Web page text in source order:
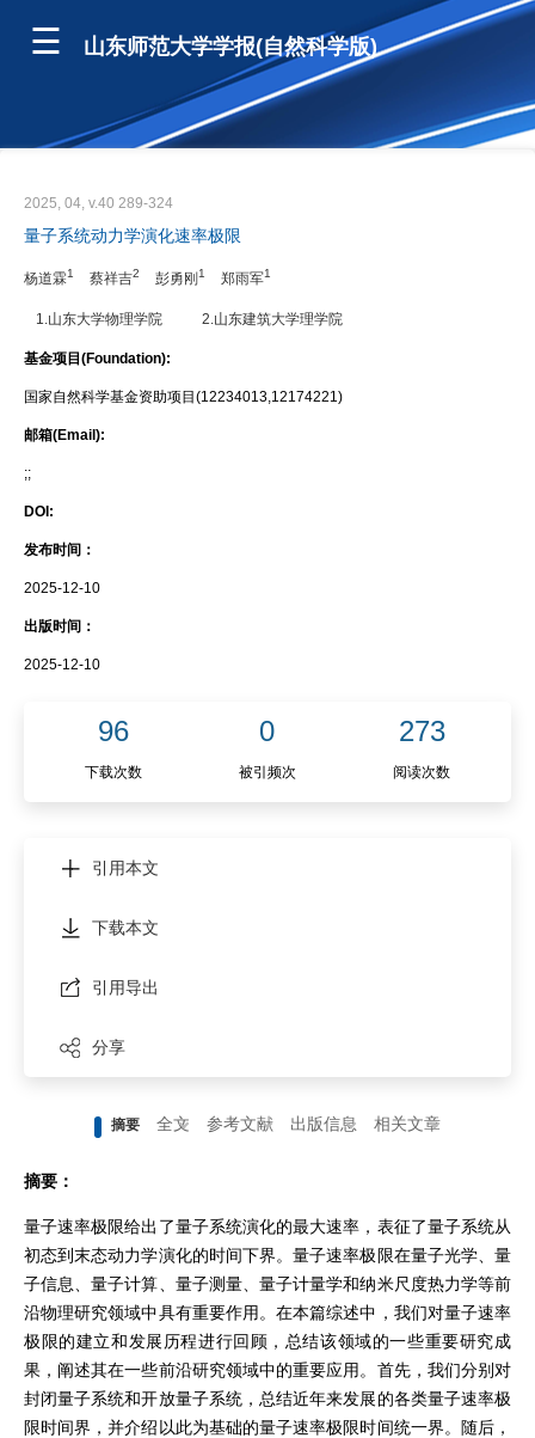
山东师范大学学报(自然科学版)
2025, 04, v.40 289-324
量子系统动力学演化速率极限
杨道霖1 蔡祥吉2 彭勇刚 1 郑雨军1
1.山东大学物理学院 2.山东建筑大学理学院
基金项目(Foundation):
国家自然科学基金资助项目(12234013,12174221)
邮箱(Email):
;;
DOI:
发布时间：
2025-12-10
出版时间：
2025-12-10
96 0 273
下载次数 被引频次 阅读次数
引用本文
下载本文
引用导出
分享
摘要 全文 参考文献 出版信息 相关文章
摘要：
量子速率极限给出了量子系统演化的最大速率，表征了量子系统从
初态到末态动力学演化的时间下界。量子速率极限在量子光学、量
子信息、量子计算、量子测量、量子计量学和纳米尺度热力学等前
沿物理研究领域中具有重要作用。在本篇综述中，我们对量子速率
极限的建立和发展历程进行回顾，总结该领域的一些重要研究成
果，阐述其在一些前沿研究领域中的重要应用。首先，我们分别对
封闭量子系统和开放量子系统，总结近年来发展的各类量子速率极
限时间界，并介绍以此为基础的量子速率极限时间统一界。随后，